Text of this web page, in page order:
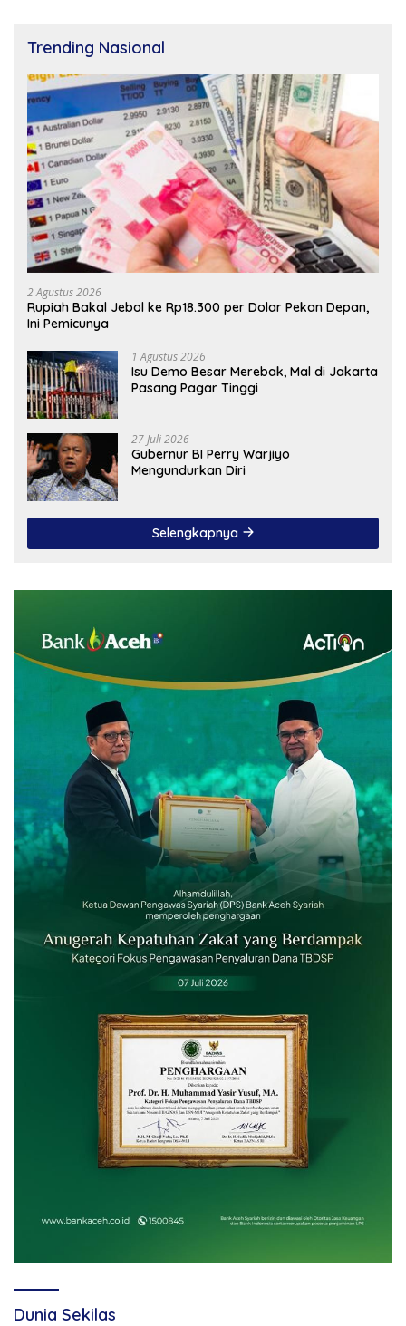
Trending Nasional
2 Agustus 2026
Rupiah Bakal Jebol ke Rp18.300 per Dolar Pekan Depan,
Ini Pemicunya
1 Agustus 2026
Isu Demo Besar Merebak, Mal di Jakarta
Pasang Pagar Tinggi
27 Juli 2026
Gubernur BI Perry Warjiyo
Mengundurkan Diri
Selengkapnya
Dunia Sekilas